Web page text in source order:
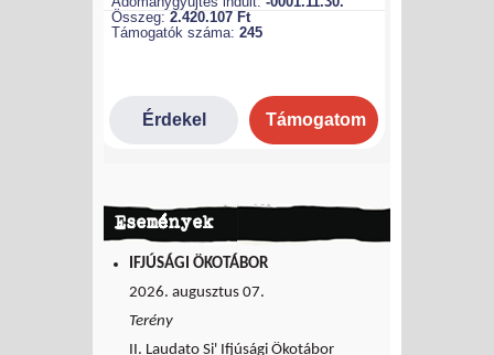
Események
IFJÚSÁGI ÖKOTÁBOR
2026. augusztus 07.
Terény
II. Laudato Si' Ifjúsági Ökotábor